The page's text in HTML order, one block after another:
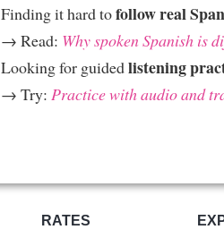
Finding it hard tofollow real
→ Read: Why spoken Spanish is
Looking for guidedlistening
→ Try: Practice with audio and
RATES